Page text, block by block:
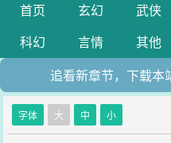
首页 玄幻 武侠
科幻
言情 其他
追看新章节，下载本
字体 大 中 小